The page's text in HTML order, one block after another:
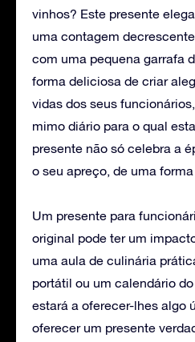
vinhos? Este presente
uma contagem
com uma pequena garrafa
forma deliciosa de criar
vidas dos seus
mimo diário para o qual
presente não só celebra a
o seu apreço, de uma
Um presente para
original pode ter um
uma aula de culinária
portátil ou um calendário
estará a oferecer-lhes algo
oferecer um presente